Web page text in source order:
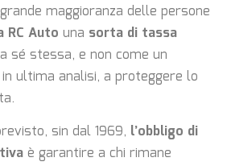
maggioranza delle persone
RC Auto una sorta di tassa
sé stessa, e non come un
ultima analisi, a proteggere lo
sin dal 1969, l’obbligo di
è garantire a chi rimane